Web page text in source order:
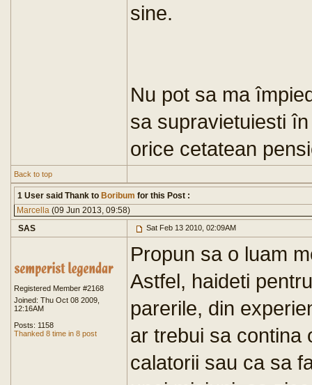
sine.
Nu pot sa ma
sa supravietuiesti
orice cetatean
Back to top
1 User said Thank to Boribum for this Post :
Marcella (09 Jun 2013, 09:58)
SAS
Sat Feb 13 2010, 02:09AM
Registered Member #2168
Joined: Thu Oct 08 2009,
12:16AM
Posts: 1158
Thanked 8 time in 8 post
Propun sa o luam
Astfel, haideti
parerile, din
ar trebui sa contina
calatorii sau ca sa